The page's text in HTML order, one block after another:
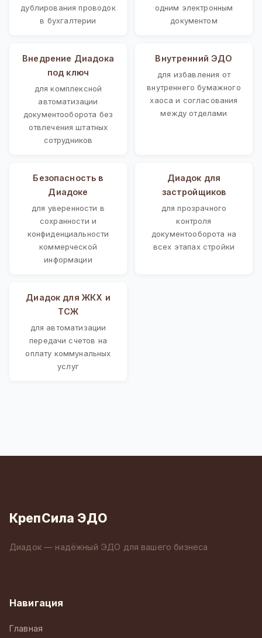
дублирования проводок
в бухгалтерии
одним электронным
документом
Внедрение Диадока
под ключ
для комплексной
автоматизации
документооборота без
отвлечения штатных
сотрудников
Внутренний ЭДО
для избавления от
внутреннего бумажного
хаоса и согласования
между отделами
Безопасность в
Диадоке
для уверенности в
сохранности и
конфиденциальности
коммерческой
информации
Диадок для
застройщиков
для прозрачного
контроля
документооборота на
всех этапах стройки
Диадок для ЖКХ и
ТСЖ
для автоматизации
передачи счетов на
оплату коммунальных
услуг
КрепСила ЭДО
Диадок — надёжный ЭДО для вашего бизнеса
Навигация
Главная